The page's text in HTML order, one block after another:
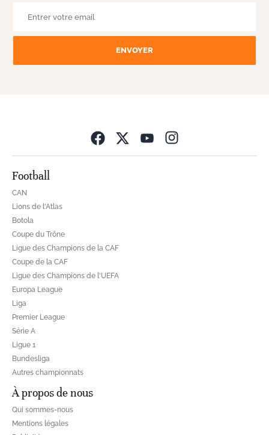
ENVOYER
Football
CAN
Lions de l'Atlas
Botola
Coupe du Trône
Ligue des Champions de la CAF
Coupe de la CAF
Ligue des Champions de l'UEFA
Europa League
Liga
Premier League
Série A
Ligue 1
Bundesliga
Autres championnats
À propos de nous
Qui sommes-nous
Mentions légales